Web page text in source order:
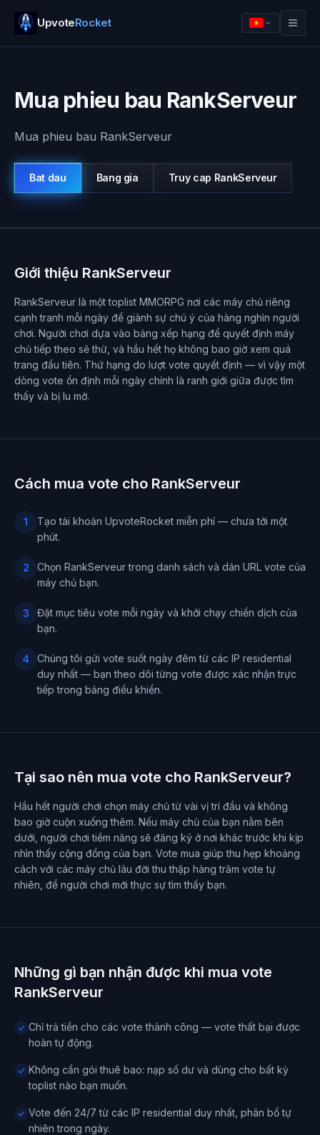
UpvoteRocket
Mua phieu bau RankServeur
Mua phieu bau RankServeur
Bat dau Bang gia Truy cap RankServeur
Giới thiệu RankServeur
RankServeur là một toplist MMORPG nơi các máy chủ riêng
cạnh tranh mỗi ngày để giành sự chú ý của hàng nghìn người
chơi. Người chơi dựa vào bảng xếp hạng để quyết định máy
chủ tiếp theo sẽ thử, và hầu hết họ không bao giờ xem quá
trang đầu tiên. Thứ hạng do lượt vote quyết định — vì vậy một
dòng vote ổn định mỗi ngày chính là ranh giới giữa được tìm
thấy và bị lu mờ.
Cách mua vote cho RankServeur
1
Tạo tài khoản UpvoteRocket miễn phí — chưa tới một
phút.
2
Chọn RankServeur trong danh sách và dán URL vote của
máy chủ bạn.
3
Đặt mục tiêu vote mỗi ngày và khởi chạy chiến dịch của
bạn.
4
Chúng tôi gửi vote suốt ngày đêm từ các IP residential
duy nhất — bạn theo dõi từng vote được xác nhận trực
tiếp trong bảng điều khiển.
Tại sao nên mua vote cho RankServeur?
Hầu hết người chơi chọn máy chủ từ vài vị trí đầu và không
bao giờ cuộn xuống thêm. Nếu máy chủ của bạn nằm bên
dưới, người chơi tiềm năng sẽ đăng ký ở nơi khác trước khi kịp
nhìn thấy cộng đồng của bạn. Vote mua giúp thu hẹp khoảng
cách với các máy chủ lâu đời thu thập hàng trăm vote tự
nhiên, để người chơi mới thực sự tìm thấy bạn.
Những gì bạn nhận được khi mua vote
RankServeur
Chỉ trả tiền cho các vote thành công — vote thất bại được
hoàn tự động.
Không cần gói thuê bao: nạp số dư và dùng cho bất kỳ
toplist nào bạn muốn.
Vote đến 24/7 từ các IP residential duy nhất, phân bổ tự
nhiên trong ngày.